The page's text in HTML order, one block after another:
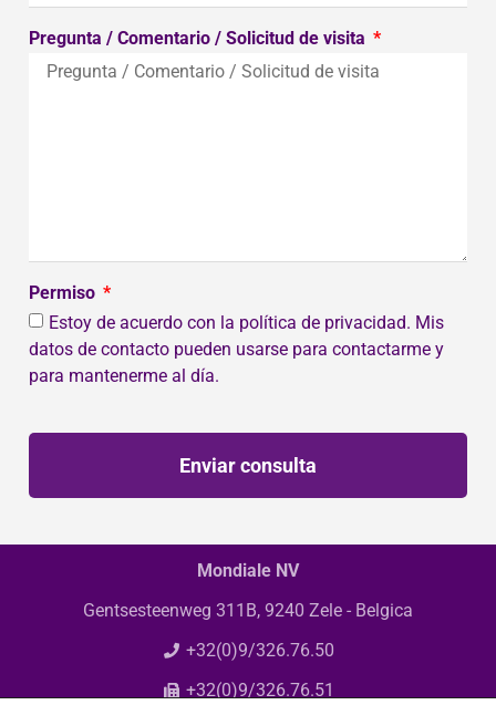
Pregunta / Comentario / Solicitud de visita
Permiso
Estoy de acuerdo con la política de privacidad. Mis
datos de contacto pueden usarse para contactarme y
para mantenerme al día.
Enviar consulta
Mondiale NV
Gentsesteenweg 311B, 9240 Zele - Belgica
+32(0)9/326.76.50
+32(0)9/326.76.51